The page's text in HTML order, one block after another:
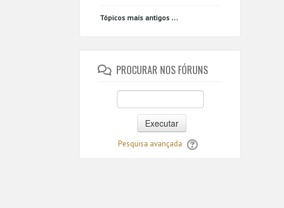
Tópicos mais antigos ...
PROCURAR NOS FÓRUNS
Executar
Pesquisa avançada